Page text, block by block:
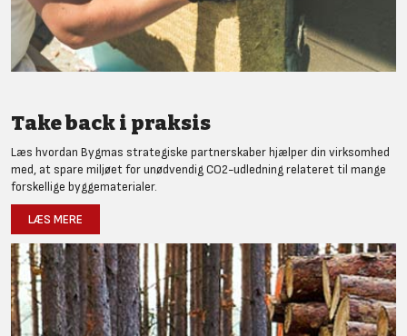
Take back i praksis
Læs hvordan Bygmas strategiske partnerskaber hjælper din virksomhed
med, at spare miljøet for unødvendig CO2-udledning relateret til mange
forskellige byggematerialer.
LÆS MERE